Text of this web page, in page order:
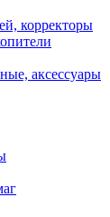
корректоры
аксессуары